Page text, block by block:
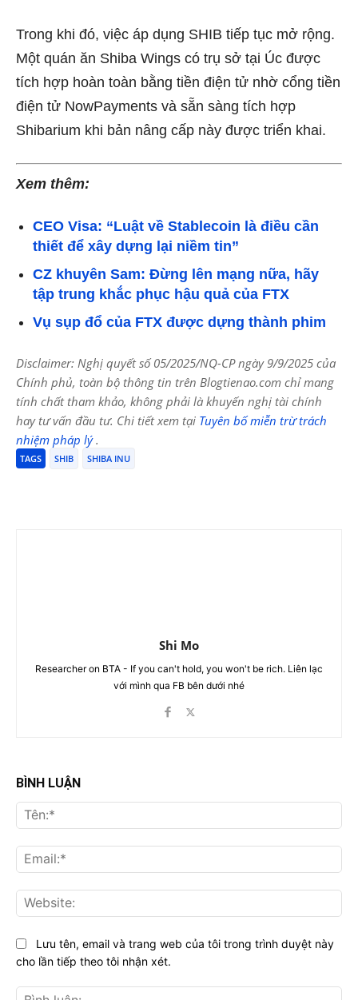
Trong khi đó, việc áp dụng SHIB tiếp tục mở rộng.
Một quán ăn Shiba Wings có trụ sở tại Úc được
tích hợp hoàn toàn bằng tiền điện tử nhờ cổng tiền
điện tử NowPayments và sẵn sàng tích hợp
Shibarium khi bản nâng cấp này được triển khai.
Xem thêm:
CEO Visa: “Luật về Stablecoin là điều cần
thiết để xây dựng lại niềm tin”
CZ khuyên Sam: Đừng lên mạng nữa, hãy
tập trung khắc phục hậu quả của FTX
Vụ sụp đổ của FTX được dựng thành phim
Disclaimer: Nghị quyết số 05/2025/NQ-CP ngày 9/9/2025 của
Chính phủ, toàn bộ thông tin trên Blogtienao.com chỉ mang
tính chất tham khảo, không phải là khuyến nghị tài chính
hay tư vấn đầu tư. Chi tiết xem tại Tuyên bố miễn trừ trách
nhiệm pháp lý.
TAGS SHIB SHIBA INU
Shi Mo
Researcher on BTA - If you can't hold, you won't be rich. Liên lạc
với mình qua FB bên dưới nhé
BÌNH LUẬN
Lưu tên, email và trang web của tôi trong trình duyệt này
cho lần tiếp theo tôi nhận xét.